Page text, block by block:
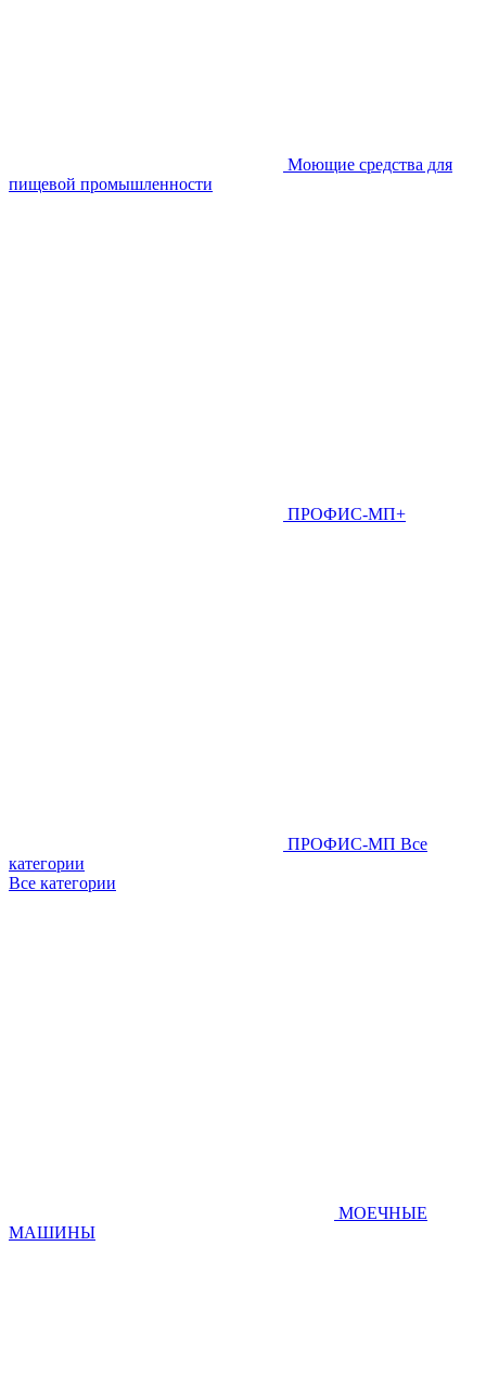
Моющие средства для
пищевой промышленности
ПРОФИС-МП+
ПРОФИС-МП Все
категории
Все категории
МОЕЧНЫЕ
МАШИНЫ